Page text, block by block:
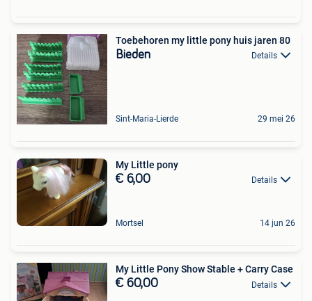
Toebehoren my little pony huis jaren 80
Bieden Details
Sint-Maria-Lierde 29 mei 26
My Little pony
€ 6,00 Details
Mortsel 14 jun 26
My Little Pony Show Stable + Carry Case
€ 60,00 Details